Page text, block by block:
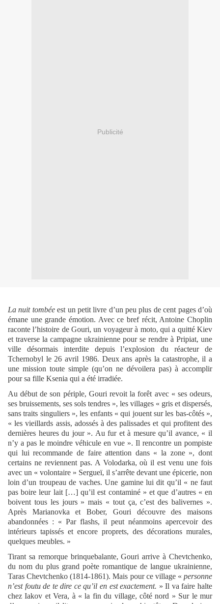
Publicité
La nuit tombéeest un petit livre d’un peu plus de cent pages d’où
émane une grande émotion. Avec ce bref récit, Antoine Choplin
raconte l’histoire de Gouri, un voyageur à moto, qui a quitté Kiev
et traverse la campagne ukrainienne pour se rendre à Pripiat, une
ville désormais interdite depuis l’explosion du réacteur de
Tchernobyl le 26 avril 1986. Deux ans après la catastrophe, il a
une mission toute simple (qu’on ne dévoilera pas) à accomplir
pour sa fille Ksenia qui a été irradiée.
Au début de son périple, Gouri revoit la forêt avec « ses odeurs,
ses bruissements, ses sols tendres », les villages « gris et dispersés,
sans traits singuliers », les enfants « qui jouent sur les bas-côtés »,
« les vieillards assis, adossés à des palissades et qui profitent des
dernières heures du jour ». Au fur et à mesure qu’il avance, « il
n’y a pas le moindre véhicule en vue ». Il rencontre un pompiste
qui lui recommande de faire attention dans « la zone », dont
certains ne reviennent pas. A Volodarka, où il est venu une fois
avec un « volontaire » Sergueï, il s’arrête devant une épicerie, non
loin d’un troupeau de vaches. Une gamine lui dit qu’il « ne faut
pas boire leur lait […] qu’il est contaminé » et que d’autres « en
boivent tous les jours » mais « tout ça, c’est des balivernes ».
Après Marianovka et Bober, Gouri découvre des maisons
abandonnées : « Par flashs, il peut néanmoins apercevoir des
intérieurs tapissés et encore proprets, des décorations murales,
quelques meubles. »
Tirant sa remorque brinquebalante, Gouri arrive à Chevtchenko,
du nom du plus grand poète romantique de langue ukrainienne,
Taras Chevtchenko (1814-1861). Mais pour ce village « personne
n’est foutu de te dire ce qu’il en est exactement. » Il va faire halte
chez Iakov et Vera, à « la fin du village, côté nord » Sur le mur